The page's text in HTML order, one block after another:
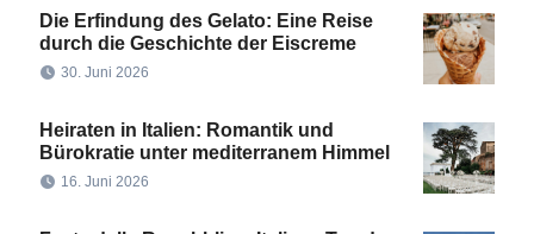
Die Erfindung des Gelato: Eine Reise
durch die Geschichte der Eiscreme
30. Juni 2026
Heiraten in Italien: Romantik und
Bürokratie unter mediterranem Himmel
16. Juni 2026